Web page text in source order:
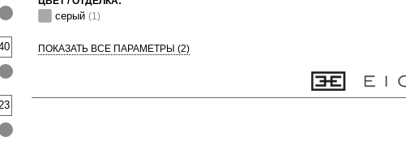
серый (1)
ПОКАЗАТЬ ВСЕ ПАРАМЕТРЫ (2)